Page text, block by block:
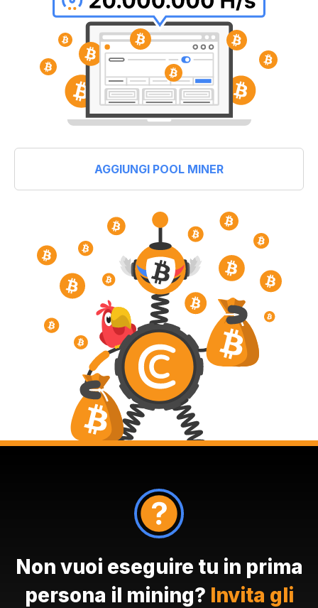
AGGIUNGI POOL MINER
Non vuoi eseguire tu in prima
persona il mining? Invita gli